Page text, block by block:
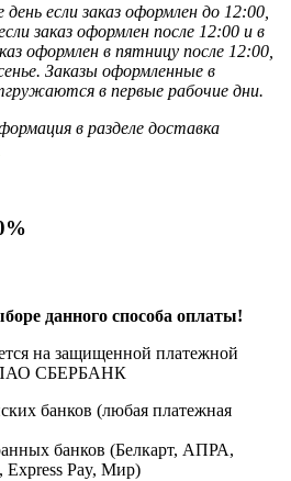
если заказ оформлен до 12:00,
заказ оформлен после 12:00 и в
оформлен в пятницу после 12:00,
Заказы оформленные в
в первые рабочие дни.
в разделе доставка
данного способа оплаты!
на защищенной платежной
ПАО СБЕРБАНК
банков (любая платежная
банков (Белкарт, АПРА,
Pay, Мир)